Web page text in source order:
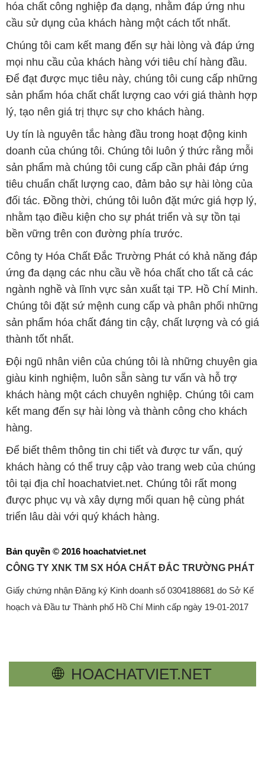
hóa chất công nghiệp đa dạng, nhằm đáp ứng nhu
cầu sử dụng của khách hàng một cách tốt nhất.
Chúng tôi cam kết mang đến sự hài lòng và đáp ứng
mọi nhu cầu của khách hàng với tiêu chí hàng đầu.
Để đạt được mục tiêu này, chúng tôi cung cấp những
sản phẩm hóa chất chất lượng cao với giá thành hợp
lý, tạo nên giá trị thực sự cho khách hàng.
Uy tín là nguyên tắc hàng đầu trong hoạt động kinh
doanh của chúng tôi. Chúng tôi luôn ý thức rằng mỗi
sản phẩm mà chúng tôi cung cấp cần phải đáp ứng
tiêu chuẩn chất lượng cao, đảm bảo sự hài lòng của
đối tác. Đồng thời, chúng tôi luôn đặt mức giá hợp lý,
nhằm tạo điều kiện cho sự phát triển và sự tồn tại
bền vững trên con đường phía trước.
Công ty Hóa Chất Đắc Trường Phát có khả năng đáp
ứng đa dạng các nhu cầu về hóa chất cho tất cả các
ngành nghề và lĩnh vực sản xuất tại TP. Hồ Chí Minh.
Chúng tôi đặt sứ mệnh cung cấp và phân phối những
sản phẩm hóa chất đáng tin cậy, chất lượng và có giá
thành tốt nhất.
Đội ngũ nhân viên của chúng tôi là những chuyên gia
giàu kinh nghiệm, luôn sẵn sàng tư vấn và hỗ trợ
khách hàng một cách chuyên nghiệp. Chúng tôi cam
kết mang đến sự hài lòng và thành công cho khách
hàng.
Để biết thêm thông tin chi tiết và được tư vấn, quý
khách hàng có thể truy cập vào trang web của chúng
tôi tại địa chỉ hoachatviet.net. Chúng tôi rất mong
được phục vụ và xây dựng mối quan hệ cùng phát
triển lâu dài với quý khách hàng.
Bản quyền © 2016 hoachatviet.net
CÔNG TY XNK TM SX HÓA CHẤT ĐẮC TRƯỜNG PHÁT
Giấy chứng nhận Đăng ký Kinh doanh số 0304188681 do Sở Kế
hoạch và Đầu tư Thành phố Hồ Chí Minh cấp ngày 19-01-2017
🌐 HOACHATVIET.NET